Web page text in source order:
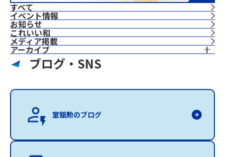
すべて
イベント情報
お知らせ
これいい和
⁨⁩メディア掲載
アーカイブ
ブログ・SNS
室舘勲のブログ